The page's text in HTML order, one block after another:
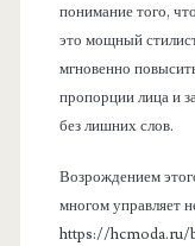
понимание того,
это мощный
мгновенно
пропорции лица и
без лишних слов.
Возрождением
многом управляет
https://hcmoda.ru/